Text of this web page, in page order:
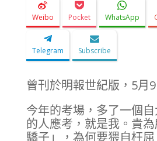
Weibo Pocket WhatsApp
Telegram Subscribe
曾刊於明報世紀版，5月
今年的考場，多了一個
的人應考，就是我。貴
驕子」，為何要猥自枉